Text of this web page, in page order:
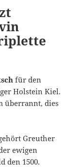
für den
Holstein Kiel.
überrannt, dies
Greuther
ewigen
den 1500.